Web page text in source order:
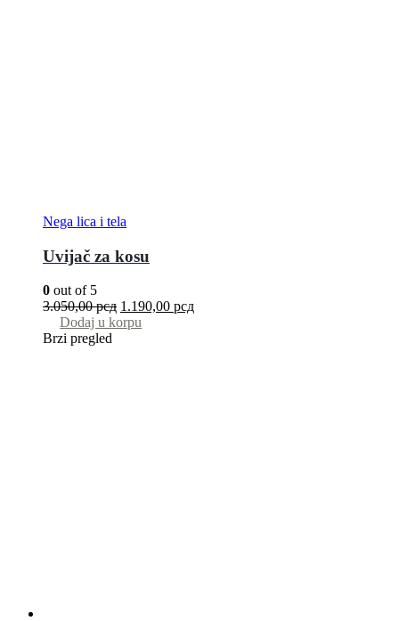
Nega lica i tela
Uvijač za kosu
0 out of 5
3.050,00рсд 1.190,00 рсд
Dodaj u korpu
Brzi pregled